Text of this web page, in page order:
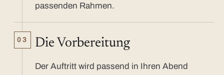
passenden Rahmen.
03 Die Vorbereitung
Der Auftritt wird passend in Ihren Abend